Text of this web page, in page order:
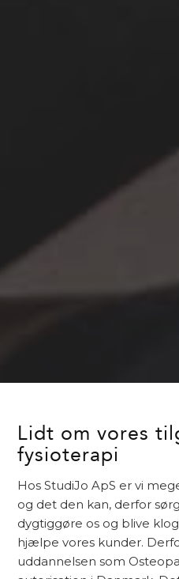
Lidt om vores
fysioterapi
Hos StudiJo ApS er vi
og det den kan, derfor
dygtiggøre os og blive
hjælpe vores kunder.
uddannelsen som